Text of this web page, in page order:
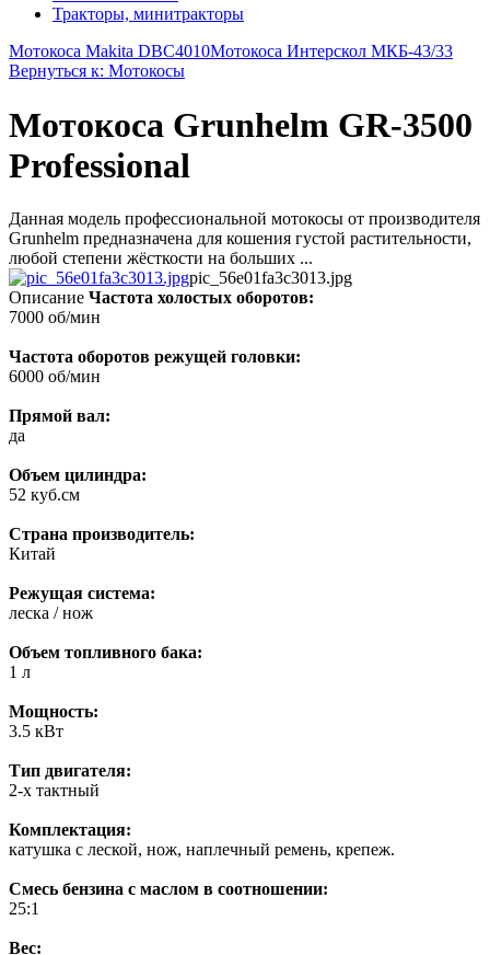
Тракторы, минитракторы
Мотокоса Makita DBC4010Мотокоса Интерскол МКБ-43/33
Вернуться к: Мотокосы
Мотокоса Grunhelm GR-3500
Professional
Данная модель профессиональной мотокосы от производителя
Grunhelm предназначена для кошения густой растительности,
любой степени жёсткости на больших ...
pic_56e01fa3c3013.jpg
Описание Частота холостых оборотов:
7000 об/мин
Частота оборотов режущей головки:
6000 об/мин
Прямой вал:
да
Объем цилиндра:
52 куб.см
Страна производитель:
Китай
Режущая система:
леска / нож
Объем топливного бака:
1 л
Мощность:
3.5 кВт
Тип двигателя:
2-х тактный
Комплектация:
катушка с леской, нож, наплечный ремень, крепеж.
Смесь бензина с маслом в соотношении:
25:1
Вес: